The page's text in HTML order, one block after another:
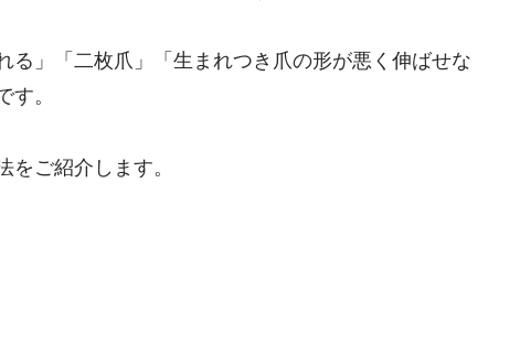
る」「二枚爪」「生まれつき爪の形が悪く伸ばせな
す。
ご紹介します。